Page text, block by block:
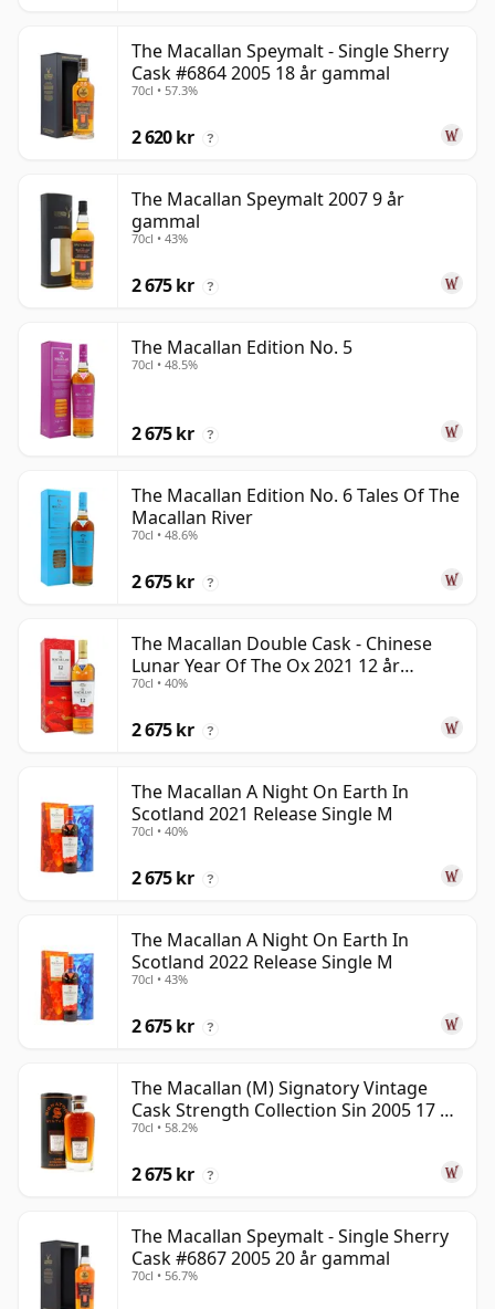
The Macallan Speymalt - Single Sherry
Cask #6864 2005 18 år gammal
70cl • 57.3%
2 620 kr ?
The Macallan Speymalt 2007 9 år
gammal
70cl • 43%
2 675 kr ?
The Macallan Edition No. 5
70cl • 48.5%
2 675 kr ?
The Macallan Edition No. 6 Tales Of The
Macallan River
70cl • 48.6%
2 675 kr ?
The Macallan Double Cask - Chinese
Lunar Year Of The Ox 2021 12 år
gammal
70cl • 40%
2 675 kr ?
The Macallan A Night On Earth In
Scotland 2021 Release Single M
70cl • 40%
2 675 kr ?
The Macallan A Night On Earth In
Scotland 2022 Release Single M
70cl • 43%
2 675 kr ?
The Macallan (M) Signatory Vintage
Cask Strength Collection Sin 2005 17 år
gammal
70cl • 58.2%
2 675 kr ?
The Macallan Speymalt - Single Sherry
Cask #6867 2005 20 år gammal
70cl • 56.7%